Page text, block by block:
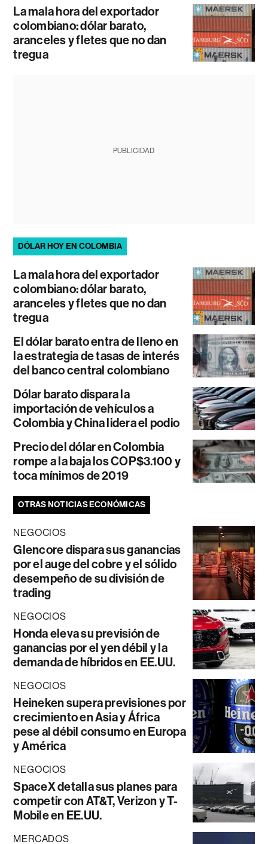
La mala hora del exportador
colombiano: dólar barato,
aranceles y fletes que no dan
tregua
PUBLICIDAD
DÓLAR HOY EN COLOMBIA
La mala hora del exportador
colombiano: dólar barato,
aranceles y fletes que no dan
tregua
El dólar barato entra de lleno en
la estrategia de tasas de interés
del banco central colombiano
Dólar barato dispara la
importación de vehículos a
Colombia y China lidera el podio
Precio del dólar en Colombia
rompe a la baja los COP$3.100 y
toca mínimos de 2019
OTRAS NOTICIAS ECONÓMICAS
NEGOCIOS
Glencore dispara sus ganancias
por el auge del cobre y el sólido
desempeño de su división de
trading
NEGOCIOS
Honda eleva su previsión de
ganancias por el yen débil y la
demanda de híbridos en EE.UU.
NEGOCIOS
Heineken supera previsiones por
crecimiento en Asia y África
pese al débil consumo en Europa
y América
NEGOCIOS
SpaceX detalla sus planes para
competir con AT&T, Verizon y T-
Mobile en EE.UU.
MERCADOS